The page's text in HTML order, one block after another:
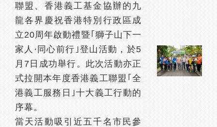
聯盟、香港義工基金協辦的九
龍各界慶祝香港特別行政區成
立20周年啟動禮暨｢獅子山下一
家人·同心前行｣登山活動，於5
月7日成功舉行。此次活動亦正
式拉開本年度香港義工聯盟｢全
港義工服務日｣十大義工行動的
序幕。
當天活動吸引近五千名市民參